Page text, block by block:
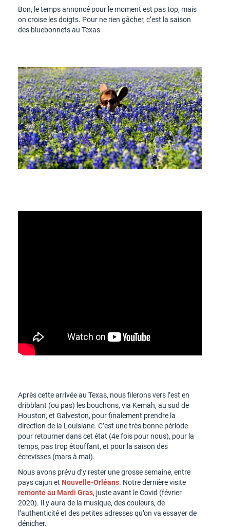
Bon, le temps annoncé pour le moment est pas top, mais
on croise les doigts. Pour ne rien gâcher, c’est la saison
des bluebonnets au Texas.
Après cette arrivée au Texas, nous filerons vers l’est en
dribblant (ou pas) les bouchons, via Kemah, au sud de
Houston, et Galveston, pour finalement prendre la
direction de la Louisiane. C’est une très bonne période
pour retourner dans cet état (4e fois pour nous), pour la
temps, pas trop étouffant, et pour la saison des
écrevisses (mars à mai).
Nous avons prévu d’y rester une grosse semaine, entre
pays cajun et Nouvelle-Orléans. Notre dernière visite
remonte au Mardi Gras, juste avant le Covid (février
2020). Il y aura de la musique, des couleurs, de
l’authenticité et des petites adresses qu’on va essayer de
dénicher.